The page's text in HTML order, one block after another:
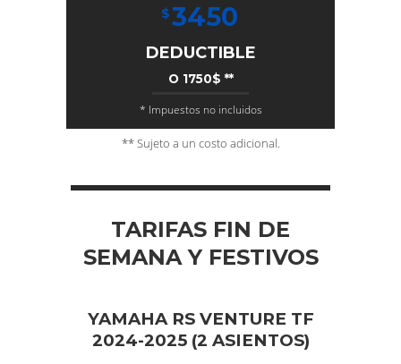
$3450
DEDUCTIBLE
O 1750$ **
* Impuestos no incluidos
** Sujeto a un costo adicional.
TARIFAS FIN DE
SEMANA Y FESTIVOS
YAMAHA RS VENTURE TF
2024-2025 (2 ASIENTOS)